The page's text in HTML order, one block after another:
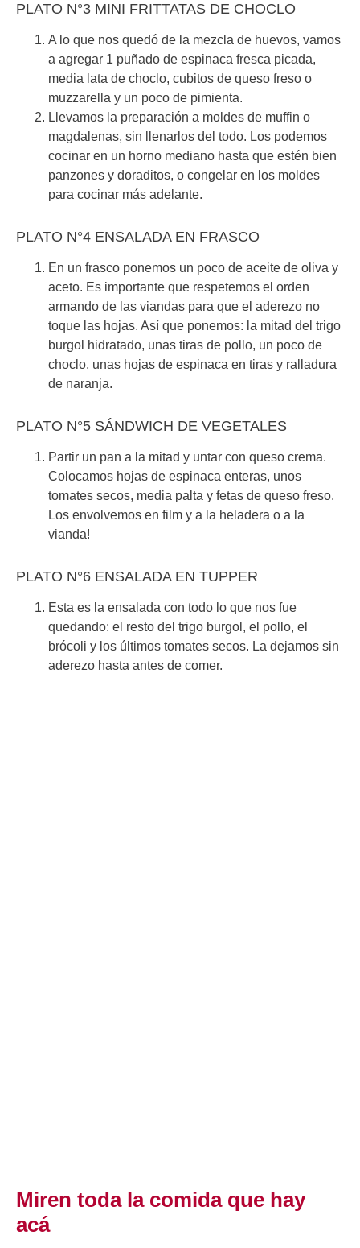
PLATO N°3 MINI FRITTATAS DE CHOCLO
A lo que nos quedó de la mezcla de huevos, vamos
a agregar 1 puñado de espinaca fresca picada,
media lata de choclo, cubitos de queso freso o
muzzarella y un poco de pimienta.
Llevamos la preparación a moldes de muffin o
magdalenas, sin llenarlos del todo. Los podemos
cocinar en un horno mediano hasta que estén bien
panzones y doraditos, o congelar en los moldes
para cocinar más adelante.
PLATO N°4 ENSALADA EN FRASCO
En un frasco ponemos un poco de aceite de oliva y
aceto. Es importante que respetemos el orden
armando de las viandas para que el aderezo no
toque las hojas. Así que ponemos: la mitad del trigo
burgol hidratado, unas tiras de pollo, un poco de
choclo, unas hojas de espinaca en tiras y ralladura
de naranja.
PLATO N°5 SÁNDWICH DE VEGETALES
Partir un pan a la mitad y untar con queso crema.
Colocamos hojas de espinaca enteras, unos
tomates secos, media palta y fetas de queso freso.
Los envolvemos en film y a la heladera o a la
vianda!
PLATO N°6 ENSALADA EN TUPPER
Esta es la ensalada con todo lo que nos fue
quedando: el resto del trigo burgol, el pollo, el
brócoli y los últimos tomates secos. La dejamos sin
aderezo hasta antes de comer.
Miren toda la comida que hay
acá